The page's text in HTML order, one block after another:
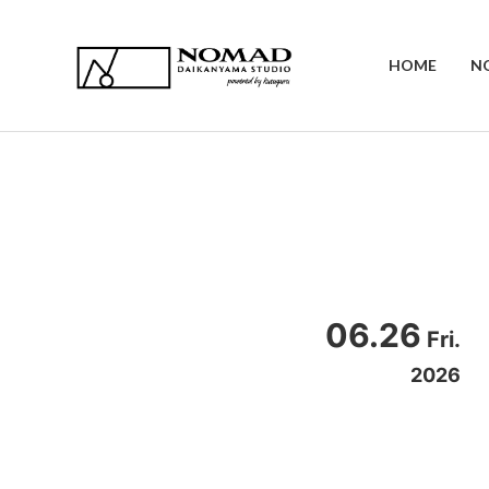
HOME
06.26 Fri.
2026